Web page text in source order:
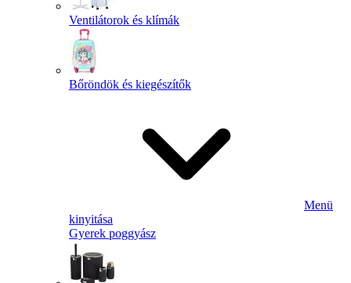
Ventilátorok és klímák
Bőröndök és kiegészítők
Menü
kinyitása
Gyerek poggyász